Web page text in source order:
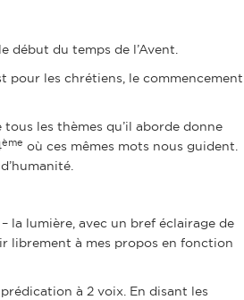
début du temps de l’Avent.
pour les chrétiens, le commencement
les thèmes qu’il aborde donne
ème où ces mêmes mots nous guident.
la lumière, avec un bref éclairage de
librement à mes propos en fonction
à 2 voix. En disant les